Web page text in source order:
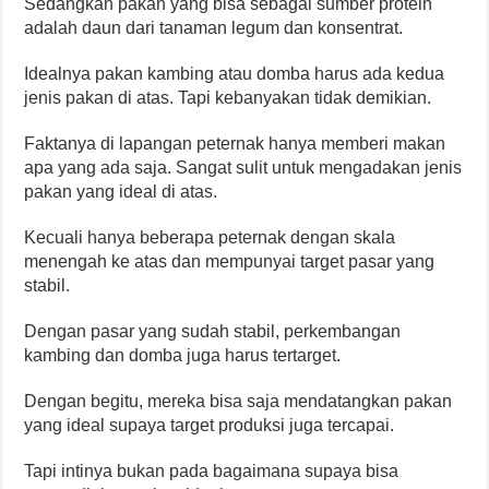
adalah daun dari tanaman legum dan konsentrat.
Idealnya pakan kambing atau domba harus ada kedua
jenis pakan di atas. Tapi kebanyakan tidak demikian.
Faktanya di lapangan peternak hanya memberi makan
apa yang ada saja. Sangat sulit untuk mengadakan jenis
pakan yang ideal di atas.
Kecuali hanya beberapa peternak dengan skala
menengah ke atas dan mempunyai target pasar yang
stabil.
Dengan pasar yang sudah stabil, perkembangan
kambing dan domba juga harus tertarget.
Dengan begitu, mereka bisa saja mendatangkan pakan
yang ideal supaya target produksi juga tercapai.
Tapi intinya bukan pada bagaimana supaya bisa